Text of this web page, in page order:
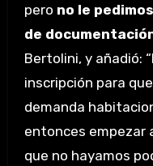
pero no le
de
Bertolini, y añadió:
inscripción para
demanda
entonces empezar
que no hayamos